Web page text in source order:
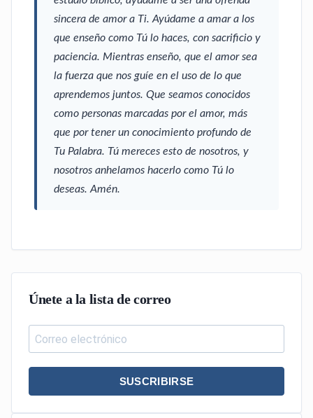
sincera de amor a Ti. Ayúdame a amar a los
que enseño como Tú lo haces, con sacrificio y
paciencia. Mientras enseño, que el amor sea
la fuerza que nos guíe en el uso de lo que
aprendemos juntos. Que seamos conocidos
como personas marcadas por el amor, más
que por tener un conocimiento profundo de
Tu Palabra. Tú mereces esto de nosotros, y
nosotros anhelamos hacerlo como Tú lo
deseas. Amén.
Únete a la lista de correo
SUSCRIBIRSE